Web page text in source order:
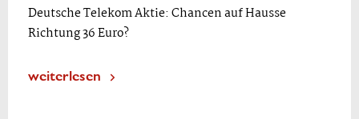
Deutsche Telekom Aktie: Chancen auf Hausse
Richtung 36 Euro?
weiterlesen